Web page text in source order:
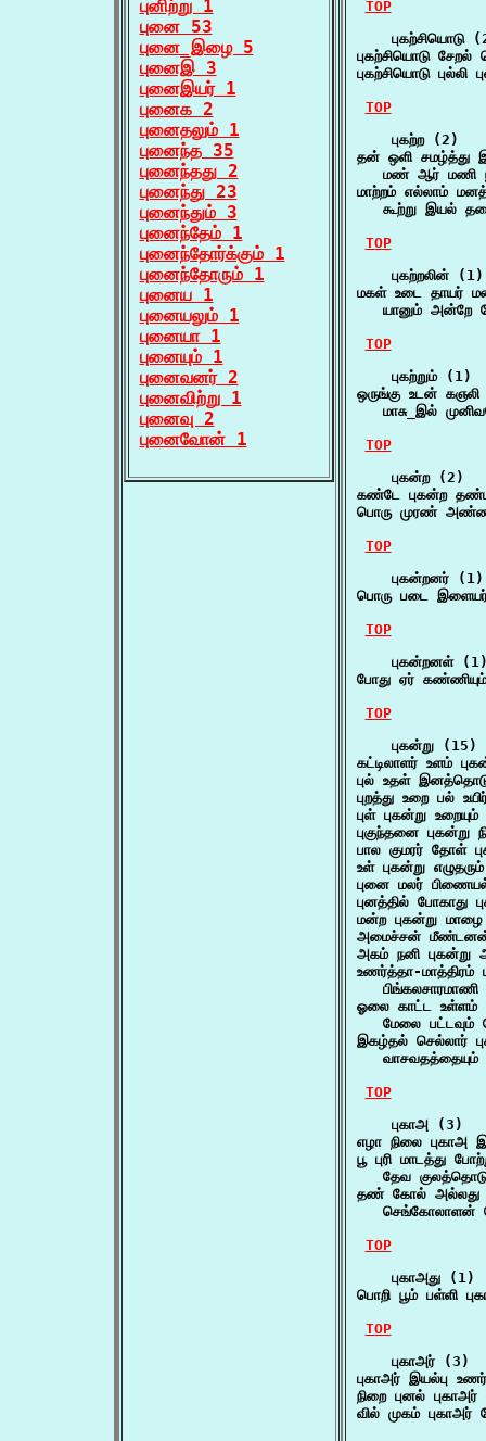
புனிற்று 1
புனை 53
புனை_இழை 5
புனைஇ 3
புனைஇயர் 1
புனைக 2
புனைதலும் 1
புனைந்த 35
புனைந்தது 2
புனைந்து 23
புனைந்தும் 3
புனைந்தேம் 1
புனைந்தோர்க்கும் 1
புனைந்தோரும் 1
புனைய 1
புனையலும் 1
புனையா 1
புனையும் 1
புனைவனர் 2
புனைவிற்று 1
புனைவு 2
புனைவோன் 1
TOP
புகற்சியொடு
புகற்சியொடு
புகற்சியொடு
TOP
    புகற்ற (2)
தன் ஒளி சமழ்த்து
மண் ஆர் மணி
மாற்றம் எல்லாம்
கூற்று இயல்
TOP
    புகற்றலின் (1)
மகள் உடை தாயர்
யானும் அன்றே
TOP
    புகற்றும் (1)
ஒருங்கு உடன் கஞலி
மாசு_இல்
TOP
    புகன்ற (2)
கண்டே புகன்ற
பொரு முரண்
TOP
    புகன்றனர் (1)
பொரு படை
TOP
புகன்றனள்
போது ஏர்
TOP
    புகன்று (15)
கட்டிலாளர் உளம்
புல் உதள்
புறத்து உறை பல்
புள் புகன்று
புகுந்தனை
பால குமரர் தோள்
உள் புகன்று
புனை மலர்
புனத்தில் போகாது
மன்ற புகன்று
அமைச்சன் மீண்டனன்
அகம் நனி
உணர்த்தா-மாத்திரம்
பிங்கலசாரமாணி
ஓலை காட்ட உள்ளம்
மேலை பட்டவும்
இகழ்தல் செல்லார்
TOP
    புகாஅ (3)
எழா நிலை
பூ புரி மாடத்து
தேவ
தண் கோல் அல்லது
செங்கோலாளன்
TOP
    புகாஅது (1)
பொறி பூம் பள்ளி
TOP
    புகாஅர் (3)
புகாஅர் இயல்பு
நிறை புனல்
வில் முகம்